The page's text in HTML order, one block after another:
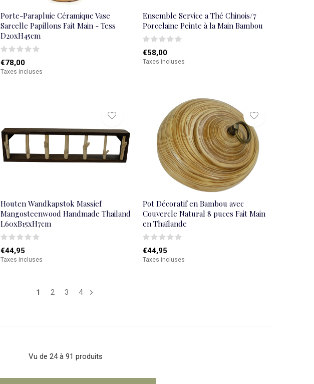
Porte-Parapluie Céramique Vase
Sarcelle Papillons Fait Main - Tess
D20xH45cm
€78,00
Taxes incluses
Ensemble Service a Thé Chinois/7
Porcelaine Peinte à la Main Bambou
€58,00
Taxes incluses
Houten Wandkapstok Massief
Mangosteenwood Handmade Thailand
L60xB15xH7cm
€44,95
Taxes incluses
Pot Décoratif en Bambou avec
Couvercle Natural 8 puces Fait Main
en Thaïlande
€44,95
Taxes incluses
1 2 3 4
Vu de 24 à 91 produits